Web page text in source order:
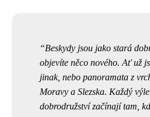
Beskydy jsou jako stará
objevíte něco nového. Ať už
jinak, nebo panoramata z
Moravy a Slezska. Každý
dobrodružství začínají tam,